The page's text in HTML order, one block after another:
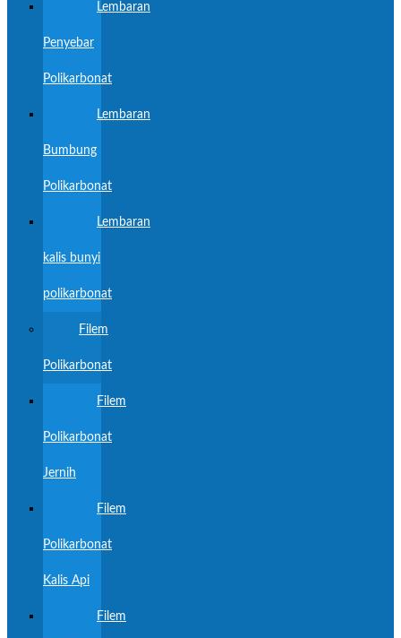
Lembaran
Penyebar
Polikarbonat
Lembaran
Bumbung
Polikarbonat
Lembaran
kalis bunyi
polikarbonat
Filem
Polikarbonat
Filem
Polikarbonat
Jernih
Filem
Polikarbonat
Kalis Api
Filem